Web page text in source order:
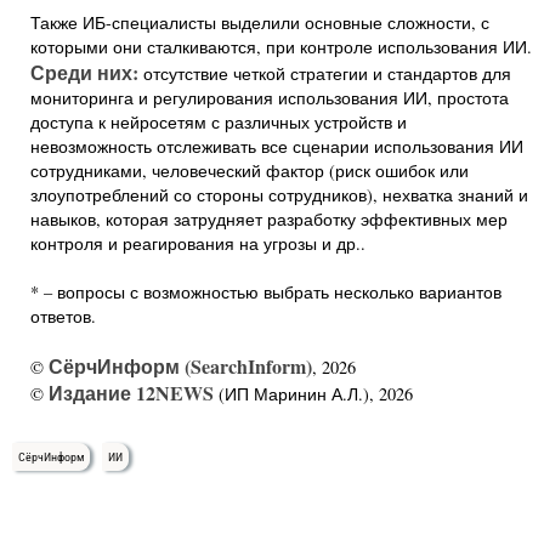
Также ИБ-специалисты выделили основные сложности, с
которыми они сталкиваются, при контроле использования ИИ.
Среди них: отсутствие четкой стратегии и стандартов для
мониторинга и регулирования использования ИИ, простота
доступа к нейросетям с различных устройств и
невозможность отслеживать все сценарии использования ИИ
сотрудниками, человеческий фактор (риск ошибок или
злоупотреблений со стороны сотрудников), нехватка знаний и
навыков, которая затрудняет разработку эффективных мер
контроля и реагирования на угрозы и др..
* – вопросы с возможностью выбрать несколько вариантов
ответов.
© СёрчИнформ (SearchInform), 2026
© Издание 12NEWS (ИП Маринин А.Л.), 2026
СёрчИнформ ИИ